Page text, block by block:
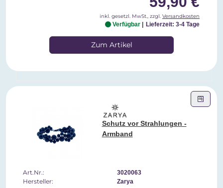
inkl. gesetzl. MwSt., zzgl. Versandkosten
Verfügbar Lieferzeit: 3-4 Tage
Zum Artikel
Schutz vor Strahlungen -
Armband
Art.Nr.: 3020063
Hersteller: Zarya